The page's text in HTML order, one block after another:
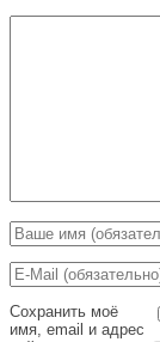
Сохранить моё
имя, email и адрес